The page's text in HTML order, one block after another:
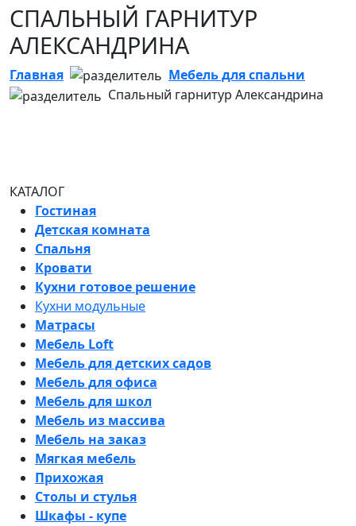
СПАЛЬНЫЙ ГАРНИТУР
АЛЕКСАНДРИНА
Главная
Мебель для спальни
Спальный гарнитур Александрина
КАТАЛОГ
Гостиная
Детская комната
Спальня
Кровати
Кухни готовое решение
Кухни модульные
Матрасы
Мебель Loft
Мебель для детских садов
Мебель для офиса
Мебель для школ
Мебель из массива
Мебель на заказ
Мягкая мебель
Прихожая
Столы и стулья
Шкафы - купе